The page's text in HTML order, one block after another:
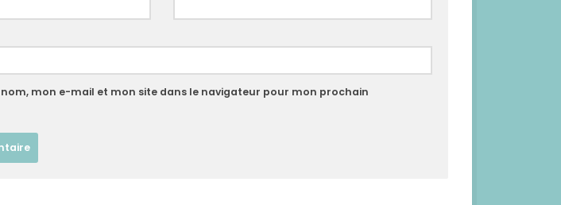
mon e-mail et mon site dans le navigateur pour mon prochain